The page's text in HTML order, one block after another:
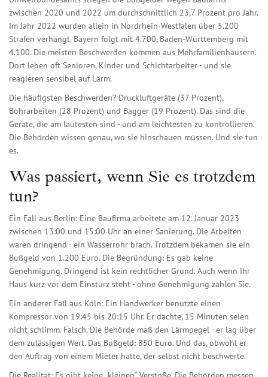
zwischen 2020 und 2022 um durchschnittlich 23,7 Prozent pro Jahr.
Im Jahr 2022 wurden allein in Nordrhein-Westfalen über 5.200
Strafen verhängt. Bayern folgt mit 4.700, Baden-Württemberg mit
4.100. Die meisten Beschwerden kommen aus Mehrfamilienhäusern.
Dort leben oft Senioren, Kinder und Schichtarbeiter - und sie
reagieren sensibel auf Lärm.
Die häufigsten Beschwerden? Druckluftgeräte (37 Prozent),
Bohrarbeiten (28 Prozent) und Bagger (19 Prozent). Das sind die
Geräte, die am lautesten sind - und am leichtesten zu kontrollieren.
Die Behörden wissen genau, wo sie hinschauen müssen. Und sie tun
es.
Was passiert, wenn Sie es trotzdem
tun?
Ein Fall aus Berlin: Eine Baufirma arbeitete am 12. Januar 2023
zwischen 13:00 und 15:00 Uhr an einer Sanierung. Die Arbeiten
waren dringend - ein Wasserrohr brach. Trotzdem bekamen sie ein
Bußgeld von 1.200 Euro. Die Begründung: Es gab keine
Genehmigung. Dringend ist kein rechtlicher Grund. Auch wenn Ihr
Haus kurz vor dem Einsturz steht - ohne Genehmigung zahlen Sie.
Ein anderer Fall aus Köln: Ein Handwerker benutzte einen
Kompressor von 19:45 bis 20:15 Uhr. Er dachte, 15 Minuten seien
nicht schlimm. Falsch. Die Behörde maß den Lärmpegel - er lag über
dem zulässigen Wert. Das Bußgeld: 850 Euro. Und das, obwohl er
den Auftrag von einem Mieter hatte, der selbst nicht beschwerte.